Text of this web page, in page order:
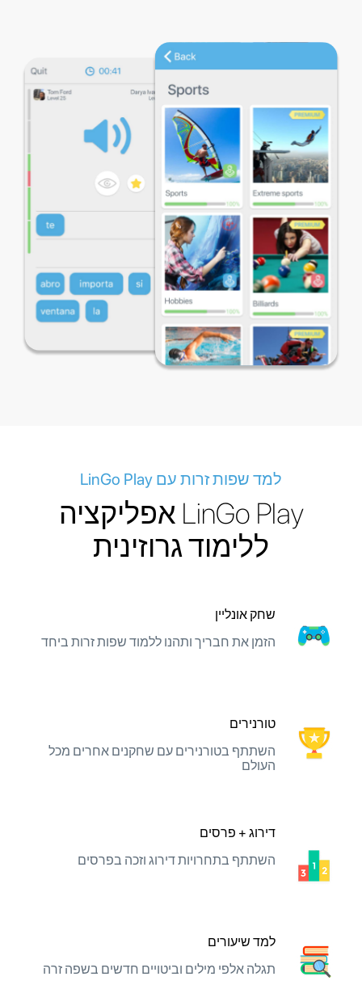
למד שפות זרות עם LinGo Play
LinGo Play אפליקציה
ללימוד גרוזינית
שחק אונליין
הזמן את חבריך ותהנו ללמוד שפות זרות ביחד
טורנירים
השתתף בטורנירים עם שחקנים אחרים מכל
העולם
דירוג + פרסים
השתתף בתחרויות דירוג וזכה בפרסים
למד שיעורים
תגלה אלפי מילים וביטויים חדשים בשפה זרה